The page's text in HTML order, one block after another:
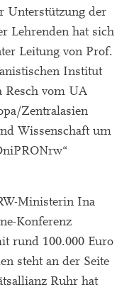
Unterstützung der
Lehrenden hat sich
Leitung von Prof.
Institut
Resch vom UA
Zentralasien
Wissenschaft um
Ministerin Ina
Konferenz
rund 100.000 Euro
steht an der Seite
Ruhr hat